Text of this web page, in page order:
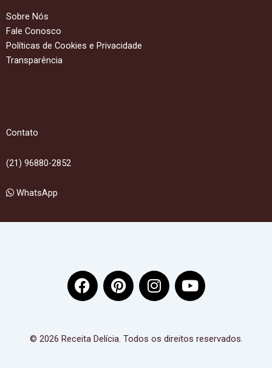
Sobre Nós
Fale Conosco
Políticas de Cookies e Privacidade
Transparência
Contato
(21) 96880-2852
WhatsApp
F
a
b
P
i
e
I
n
a
Y
o
u
© 2026 Receita Delícia. Todos os direitos reservados.